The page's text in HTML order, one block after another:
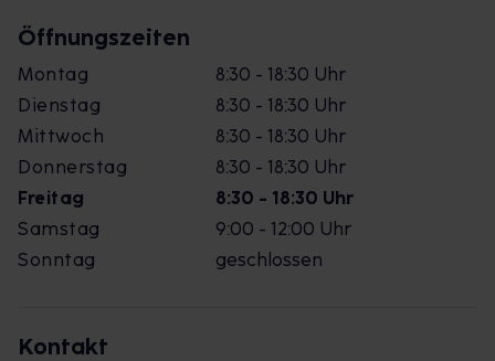
Öffnungszeiten
Montag
8:30 - 18:30 Uhr
Dienstag
8:30 - 18:30 Uhr
Mittwoch
8:30 - 18:30 Uhr
Donnerstag
8:30 - 18:30 Uhr
Freitag
8:30 - 18:30 Uhr
Samstag
9:00 - 12:00 Uhr
Sonntag
geschlossen
Kontakt